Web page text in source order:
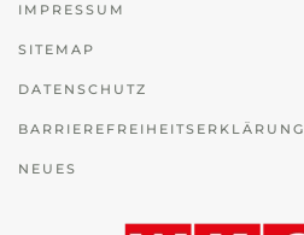
IMPRESSUM
SITEMAP
DATENSCHUTZ
BARRIEREFREIHEITSERKLÄRUNG
NEUES